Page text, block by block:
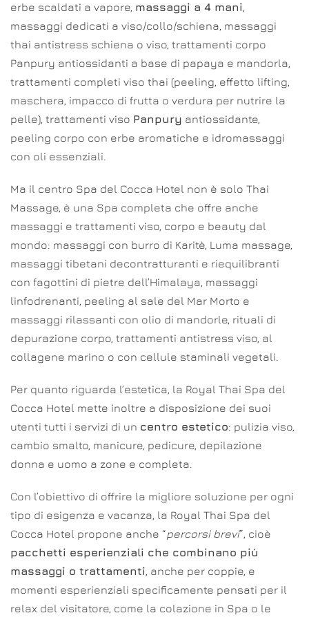
erbe scaldati a vapore, massaggi a 4 mani,
massaggi dedicati a viso/collo/schiena, massaggi
thai antistress schiena o viso, trattamenti corpo
Panpury antiossidanti a base di papaya e mandorla,
trattamenti completi viso thai (peeling, effetto lifting,
maschera, impacco di frutta o verdura per nutrire la
pelle), trattamenti viso Panpury antiossidante,
peeling corpo con erbe aromatiche e idromassaggi
con oli essenziali.
Ma il centro Spa del Cocca Hotel non è solo Thai
Massage, è una Spa completa che offre anche
massaggi e trattamenti viso, corpo e beauty dal
mondo: massaggi con burro di Karitè, Luma massage,
massaggi tibetani decontratturanti e riequilibranti
con fagottini di pietre dell’Himalaya, massaggi
linfodrenanti, peeling al sale del Mar Morto e
massaggi rilassanti con olio di mandorle, rituali di
depurazione corpo, trattamenti antistress viso, al
collagene marino o con cellule staminali vegetali.
Per quanto riguarda l’estetica, la Royal Thai Spa del
Cocca Hotel mette inoltre a disposizione dei suoi
utenti tutti i servizi di un centro estetico: pulizia viso,
cambio smalto, manicure, pedicure, depilazione
donna e uomo a zone e completa.
Con l’obiettivo di offrire la migliore soluzione per ogni
tipo di esigenza e vacanza, la Royal Thai Spa del
Cocca Hotel propone anche “percorsi brevi”, cioè
pacchetti esperienziali che combinano più
massaggi o trattamenti, anche per coppie, e
momenti esperienziali specificamente pensati per il
relax del visitatore, come la colazione in Spa o le